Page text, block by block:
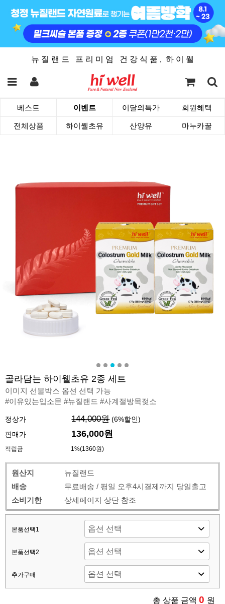
뉴 질 랜 드 프 리 미 엄 건 강 식 품 , 하 이 웰
베스트 이벤트 이달의특가 회원혜택
전체상품 하이웰초유 산양유 마누카꿀
골라담는 하이웰초유 2종 세트
이미지 선물박스 옵션 선택 가능
#이유있는입소문 #뉴질랜드 #사계절방목젖소
정상가 144,000원 (6%할인)
판매가
136,000원
적립금 1%(1360원)
원산지
뉴질랜드
배송
무료배송 / 평일 오후4시결제까지 당일출고
소비기한
상세페이지 상단 참조
본품선택1
본품선택2
추가구매
총 상품 금액 0 원